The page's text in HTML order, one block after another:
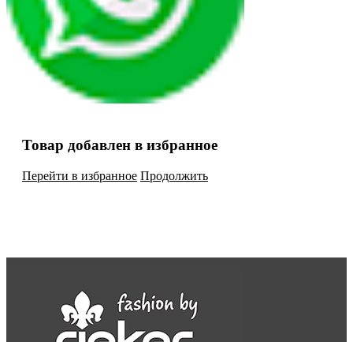
Товар добавлен в избранное
Перейти в избранное Продолжить